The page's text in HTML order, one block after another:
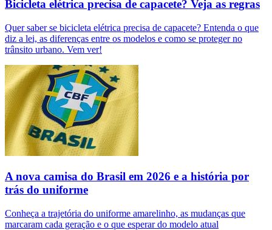
Bicicleta elétrica precisa de capacete? Veja as regras
Quer saber se bicicleta elétrica precisa de capacete? Entenda o que
diz a lei, as diferenças entre os modelos e como se proteger no
trânsito urbano. Vem ver!
A nova camisa do Brasil em 2026 e a história por
trás do uniforme
Conheça a trajetória do uniforme amarelinho, as mudanças que
marcaram cada geração e o que esperar do modelo atual